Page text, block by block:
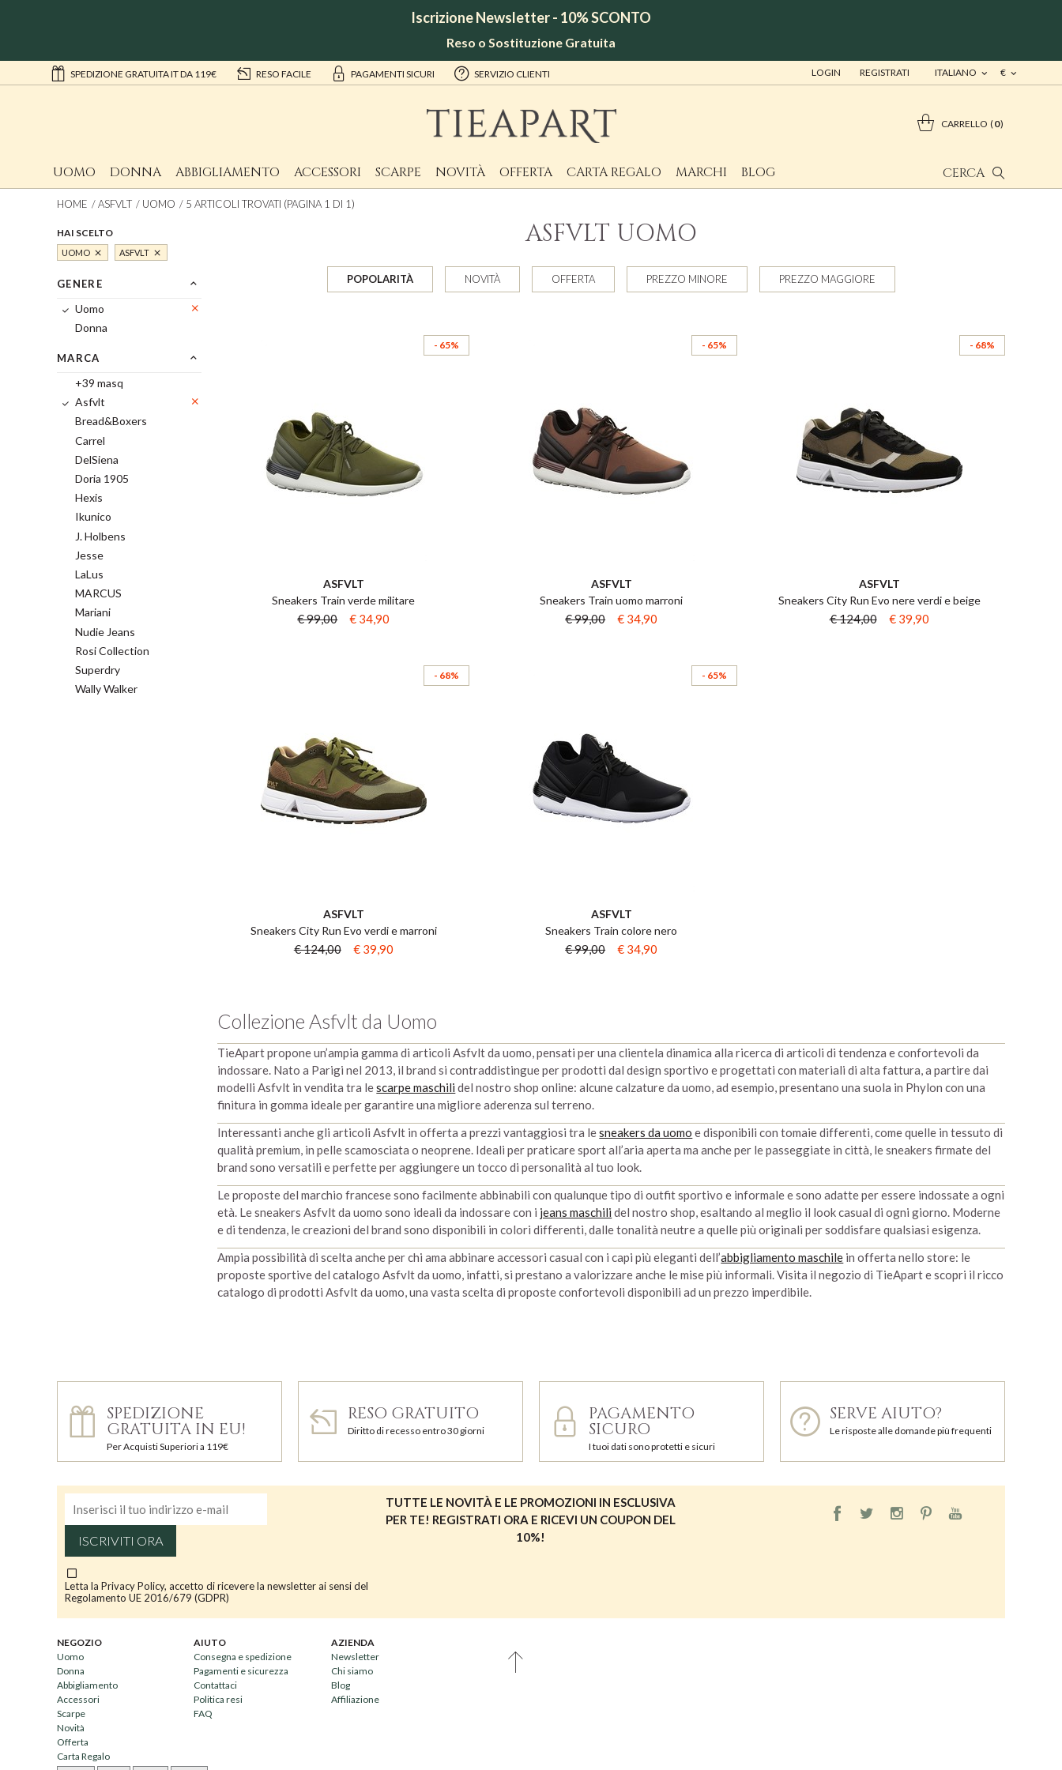
Iscrizione Newsletter - 10% SCONTO
Reso o Sostituzione Gratuita
SPEDIZIONE GRATUITA IT DA 119€ RESO FACILE PAGAMENTI SICURI SERVIZIO CLIENTI €
ITALIANO
LOGIN REGISTRATI
CERCA
CARRELLO 0
UOMO DONNA ABBIGLIAMENTO ACCESSORI SCARPE NOVITÀ OFFERTA CARTA REGALO MARCHI BLOG
HOME ASFVLT UOMO 5 ARTICOLI TROVATI (PAGINA 1 DI 1)
HAI SCELTO
UOMO ASFVLT
GENERE
Uomo
Donna
MARCA
+39 masq
Asfvlt
Bread&Boxers
Carrel
DelSiena
Doria 1905
Hexis
Ikunico
J. Holbens
Jesse
LaLus
MARCUS
Mariani
Nudie Jeans
Rosi Collection
Superdry
Wally Walker
ASFVLT UOMO
POPOLARITÀ NOVITÀ OFFERTA PREZZO MINORE PREZZO MAGGIORE
- 65%
ASFVLT
Sneakers Train verde militare
€ 99,00 € 34,90
- 65%
ASFVLT
Sneakers Train uomo marroni
€ 99,00 € 34,90
- 68%
ASFVLT
Sneakers City Run Evo nere verdi e beige
€ 124,00 € 39,90
- 68%
ASFVLT
Sneakers City Run Evo verdi e marroni
€ 124,00 € 39,90
- 65%
ASFVLT
Sneakers Train colore nero
€ 99,00 € 34,90
Collezione Asfvlt da Uomo
TieApart propone un’ampia gamma di articoli Asfvlt da uomo, pensati per una clientela dinamica alla ricerca di articoli di tendenza e confortevoli da
indossare. Nato a Parigi nel 2013, il brand si contraddistingue per prodotti dal design sportivo e progettati con materiali di alta fattura, a partire dai
modelli Asfvlt in vendita tra lescarpe maschili del nostro shop online: alcune calzature da uomo, ad esempio, presentano una suola in Phylon con una
finitura in gomma ideale per garantire una migliore aderenza sul terreno.
Interessanti anche gli articoli Asfvlt in offerta a prezzi vantaggiosi tra lesneakers da uomo e disponibili con tomaie differenti, come quelle in tessuto di
qualità premium, in pelle scamosciata o neoprene. Ideali per praticare sport all’aria aperta ma anche per le passeggiate in città, le sneakers firmate del
brand sono versatili e perfette per aggiungere un tocco di personalità al tuo look.
Le proposte del marchio francese sono facilmente abbinabili con qualunque tipo di outfit sportivo e informale e sono adatte per essere indossate a ogni
età. Le sneakers Asfvlt da uomo sono ideali da indossare con i jeans maschili del nostro shop, esaltando al meglio il look casual di ogni giorno. Moderne
e di tendenza, le creazioni del brand sono disponibili in colori differenti, dalle tonalità neutre a quelle più originali per soddisfare qualsiasi esigenza.
Ampia possibilità di scelta anche per chi ama abbinare accessori casual con i capi più eleganti dell’abbigliamento maschile in offerta nello store: le
proposte sportive del catalogo Asfvlt da uomo, infatti, si prestano a valorizzare anche le mise più informali. Visita il negozio di TieApart e scopri il ricco
catalogo di prodotti Asfvlt da uomo, una vasta scelta di proposte confortevoli disponibili ad un prezzo imperdibile.
SPEDIZIONE
GRATUITA IN EU!
Per Acquisti Superiori a 119€
RESO GRATUITO
Diritto di recesso entro 30 giorni
PAGAMENTO
SICURO
I tuoi dati sono protetti e sicuri
SERVE AIUTO?
Le risposte alle domande più frequenti
ISCRIVITI ORA
Letta la Privacy Policy, accetto di ricevere la newsletter ai sensi del
Regolamento UE 2016/679 (GDPR)
TUTTE LE NOVITÀ E LE PROMOZIONI IN ESCLUSIVA
PER TE! REGISTRATI ORA E RICEVI UN COUPON DEL
10%!
NEGOZIO
Uomo
Donna
Abbigliamento
Accessori
Scarpe
Novità
Offerta
Carta Regalo
AIUTO
Consegna e spedizione
Pagamenti e sicurezza
Contattaci
Politica resi
FAQ
AZIENDA
Newsletter
Chi siamo
Blog
Affiliazione